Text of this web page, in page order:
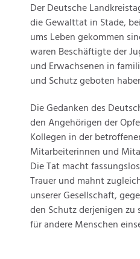
Der Deutsche
die Gewalttat in Stade,
ums Leben gekommen
waren Beschäftigte der
und Erwachsenen in
und Schutz geboten
Die Gedanken des
den Angehörigen der
Kollegen in der
Mitarbeiterinnen und
Die Tat macht
Trauer und mahnt
unserer Gesellschaft,
den Schutz derjenigen
für andere Menschen